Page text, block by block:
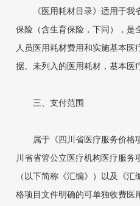
《医用耗材目录》适用于我
保险（含生育保险，下同），是
人员医用耗材费用和实施基本医
据。未列入的医用耗材，基本医
三、支付范围
属于《四川省医疗服务价格
川省省管公立医疗机构医疗服务
（以下简称《汇编》）以及《
格项目文件明确的可单独收费医